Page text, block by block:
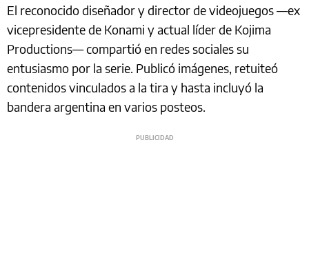
El reconocido diseñador y director de videojuegos —ex
vicepresidente de Konami y actual líder de Kojima
Productions— compartió en redes sociales su
entusiasmo por la serie. Publicó imágenes, retuiteó
contenidos vinculados a la tira y hasta incluyó la
bandera argentina en varios posteos.